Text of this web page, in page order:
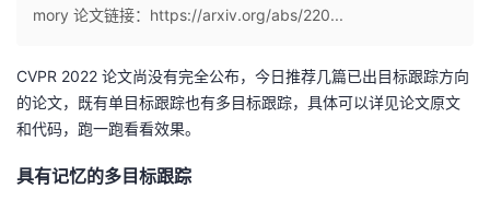
主
的
mory 论文链接：https://arxiv.org/abs/220...
CVPR 2022 论文尚没有完全公布，今日推荐几篇已出目标跟踪方向
的论文，既有单目标跟踪也有多目标跟踪，具体可以详见论文原文
和代码，跑一跑看看效果。
具有记忆的多目标跟踪